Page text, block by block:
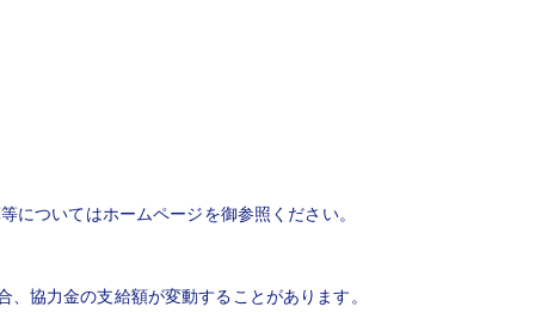
ついてはホームページを御参照ください。
協力金の支給額が変動することがあります。